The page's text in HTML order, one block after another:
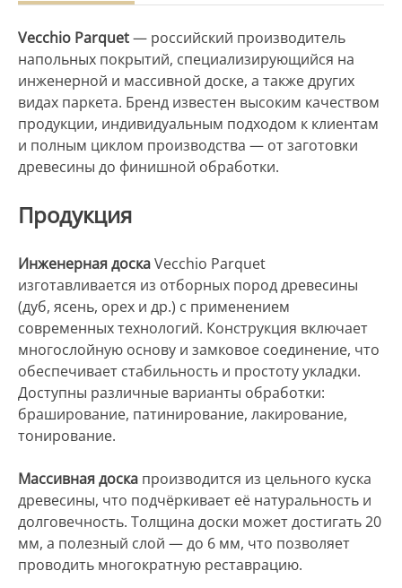
Vecchio Parquet— российский производитель
напольных покрытий, специализирующийся на
инженерной и массивной доске, а также других
видах паркета. Бренд известен высоким качеством
продукции, индивидуальным подходом к клиентам
и полным циклом производства — от заготовки
древесины до финишной обработки.
Продукция
Инженерная доскаVecchio Parquet
изготавливается из отборных пород древесины
(дуб, ясень, орех и др.) с применением
современных технологий. Конструкция включает
многослойную основу и замковое соединение, что
обеспечивает стабильность и простоту укладки.
Доступны различные варианты обработки:
браширование, патинирование, лакирование,
тонирование.
Массивная доска производится из цельного куска
древесины, что подчёркивает её натуральность и
долговечность. Толщина доски может достигать 20
мм, а полезный слой — до 6 мм, что позволяет
проводить многократную реставрацию.